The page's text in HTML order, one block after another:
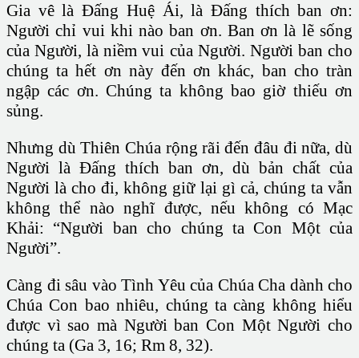
Gia vê là Ðấng Huệ Ái, là Ðấng thích ban ơn:
Người chỉ vui khi nào ban ơn. Ban ơn là lẽ sống
của Người, là niềm vui của Người. Người ban cho
chúng ta hết ơn này đến ơn khác, ban cho tràn
ngập các ơn. Chúng ta không bao giờ thiếu ơn
sủng.
Nhưng dù Thiên Chúa rộng rãi đến đâu đi nữa, dù
Người là Ðấng thích ban ơn, dù bản chất của
Người là cho đi, không giữ lại gì cả, chúng ta vẫn
không thể nào nghĩ được, nếu không có Mạc
Khải: “Người ban cho chúng ta Con Một của
Người”.
Càng đi sâu vào Tình Yêu của Chúa Cha dành cho
Chúa Con bao nhiêu, chúng ta càng không hiểu
được vì sao mà Người ban Con Một Người cho
chúng ta (Ga 3, 16; Rm 8, 32).